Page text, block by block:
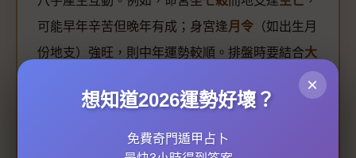
可能早年辛苦但晚年有成；身宮逢月令 （如出生月
份地支）強旺，則中年運勢較順。排盤時要結合大
假設某人八字係「甲子、丙寅、戊辰、庚申」，日
×
想知道2026運勢好壞？
免費奇門遁甲占卜